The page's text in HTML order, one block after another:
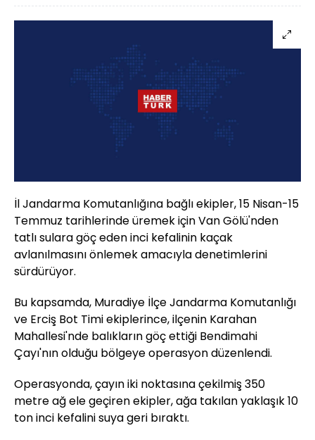
İl Jandarma Komutanlığına bağlı ekipler, 15 Nisan-15
Temmuz tarihlerinde üremek için Van Gölü'nden
tatlı sulara göç eden inci kefalinin kaçak
avlanılmasını önlemek amacıyla denetimlerini
sürdürüyor.
Bu kapsamda, Muradiye İlçe Jandarma Komutanlığı
ve Erciş Bot Timi ekiplerince, ilçenin Karahan
Mahallesi'nde balıkların göç ettiği Bendimahi
Çayı'nın olduğu bölgeye operasyon düzenlendi.
Operasyonda, çayın iki noktasına çekilmiş 350
metre ağ ele geçiren ekipler, ağa takılan yaklaşık 10
ton inci kefalini suya geri bıraktı.